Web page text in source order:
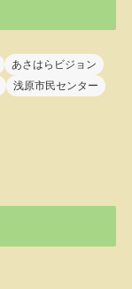
あさはらビジョン
浅原市民センター